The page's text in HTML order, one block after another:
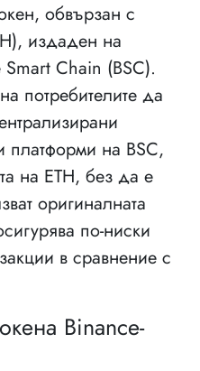
обвързан с
издаден на
Chain (BSC).
потребителите да
на BSC,
на ETH, без да е
оригиналната
по-ниски
в сравнение с
Binance-